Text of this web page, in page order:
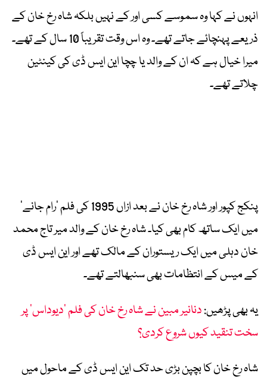
انہوں نے کہا وہ سموسے کسی اور کے نہیں بلکہ شاہ رخ خان کے
ذریعے پہنچائے جاتے تھے۔ وہ اس وقت تقریباً 10 سال کے تھے۔
میرا خیال ہے کہ ان کے والد یا چچا این ایس ڈی کی کینٹین
چلاتے تھے۔
پنکج کپور اور شاہ رخ خان نے بعد ازاں 1995 کی فلم ’رام جانے‘
میں ایک ساتھ کام بھی کیا۔ شاہ رخ خان کے والد میر تاج محمد
خان دہلی میں ایک ریستوران کے مالک تھے اور این ایس ڈی
کے میس کے انتظامات بھی سنبھالتے تھے۔
یہ بھی پڑھیں:دنانیر مبین نے شاہ رخ خان کی فلم ’دیوداس‘ پر
سخت تنقید کیوں شروع کردی؟
شاہ رخ خان کا بچپن بڑی حد تک این ایس ڈی کے ماحول میں